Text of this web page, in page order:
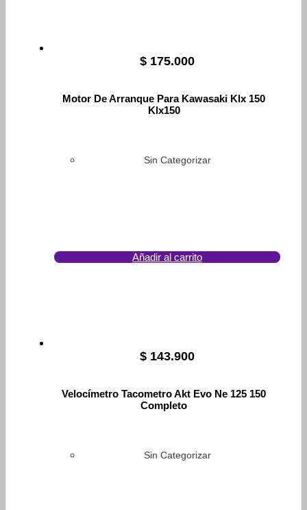
$ 175.000
Motor De Arranque Para Kawasaki Klx 150
Klx150
Sin Categorizar
Añadir al carrito
$ 143.900
Velocímetro Tacometro Akt Evo Ne 125 150
Completo
Sin Categorizar